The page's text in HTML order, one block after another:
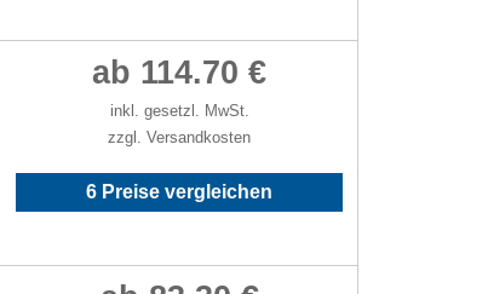
ab 114.70 €
inkl. gesetzl. MwSt.
zzgl. Versandkosten
6 Preise vergleichen